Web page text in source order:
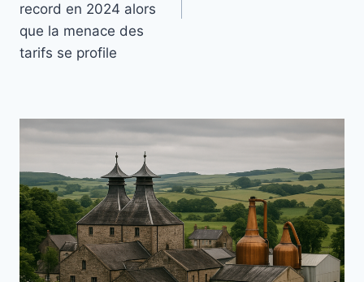
record en 2024 alors
que la menace des
tarifs se profile